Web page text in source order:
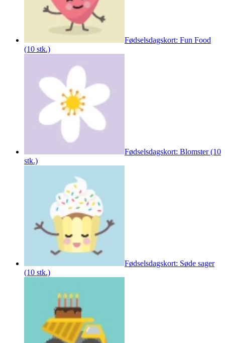
Fødselsdagskort: Fun Food
(10 stk.)
Fødselsdagskort: Blomster (10
stk.)
Fødselsdagskort: Søde sager
(10 stk.)